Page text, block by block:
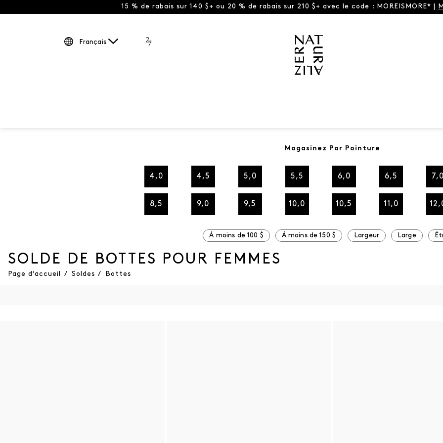
15 % de rabais sur 140 $+ ou 20 % de rabais sur 210 $+ avec le code : MOREISMORE* |
Français
Magasinez Par Pointure
4,0 4,5 5,0 5,5 6,0 6,5
8,5 9,0 9,5 10,0 10,5 11,0
Á moins de 100 $ Á moins de 150 $ Largeur Large
SOLDE DE BOTTES POUR FEMMES
Page d’accueil / Soldes / Bottes